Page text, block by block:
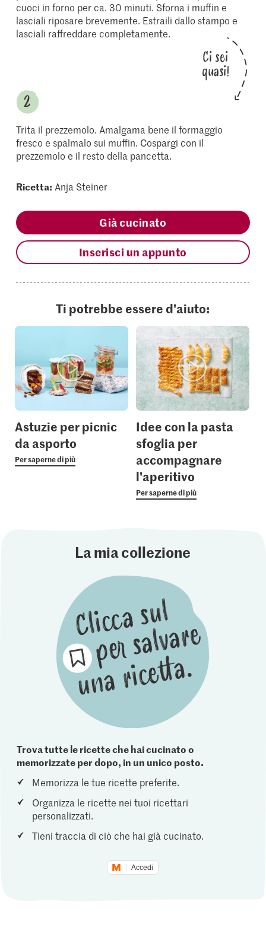
cuoci in forno per ca. 30 minuti. Sforna i muffin e
lasciali riposare brevemente. Estraili dallo stampo e
lasciali raffreddare completamente.
Ci sei
quasi!
Trita il prezzemolo. Amalgama bene il formaggio
fresco e spalmalo sui muffin. Cospargi con il
prezzemolo e il resto della pancetta.
Ricetta: Anja Steiner
Già cucinato
Inserisci un appunto
Ti potrebbe essere d'aiuto:
Astuzie per picnic
da asporto
Per saperne di più
Idee con la pasta
sfoglia per
accompagnare
l'aperitivo
Per saperne di più
La mia collezione
Trova tutte le ricette che hai cucinato o
memorizzate per dopo, in un unico posto.
Memorizza le tue ricette preferite.
Organizza le ricette nei tuoi ricettari
personalizzati.
Tieni traccia di ciò che hai già cucinato.
Accedi